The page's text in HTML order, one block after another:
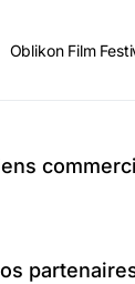
Oblikon Film